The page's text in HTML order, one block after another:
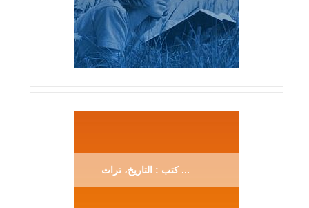
كتب : التاريخ، تراث ...